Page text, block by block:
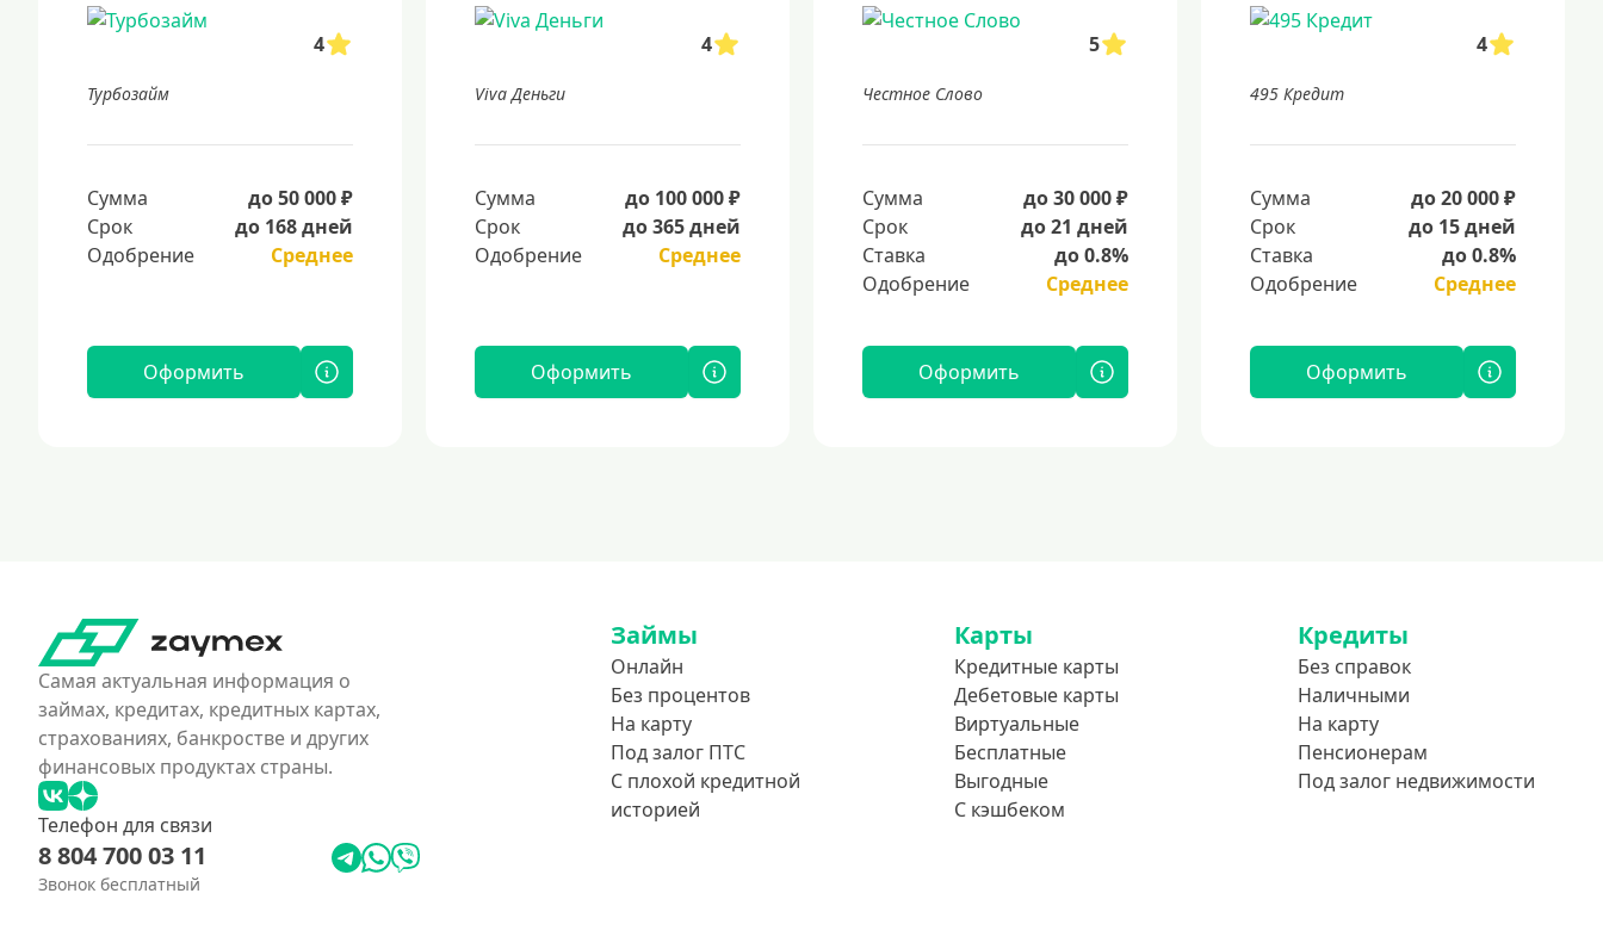
4
Турбозайм
Сумма
до 50 000 ₽
Срок
до 168 дней
Одобрение
Среднее
Оформить
4
Viva Деньги
Сумма
до 100 000 ₽
Срок
до 365 дней
Одобрение
Среднее
Оформить
5
Честное Слово
Сумма
до 30 000 ₽
Срок
до 21 дней
Ставка
до 0.8%
Одобрение
Среднее
Оформить
4
495 Кредит
Сумма
до 20 000 ₽
Срок
до 15 дней
Ставка
до 0.8%
Одобрение
Среднее
Оформить
Самая актуальная информация о
займах, кредитах, кредитных картах,
страхованиях, банкростве и других
финансовых продуктах страны.
Телефон для связи
8 804 700 03 11
Звонок бесплатный
Займы
Онлайн
Без процентов
На карту
Под залог ПТС
С плохой кредитной
историей
Карты
Кредитные карты
Дебетовые карты
Виртуальные
Бесплатные
Выгодные
С кэшбеком
Кредиты
Без справок
Наличными
На карту
Пенсионерам
Под залог недвижимости